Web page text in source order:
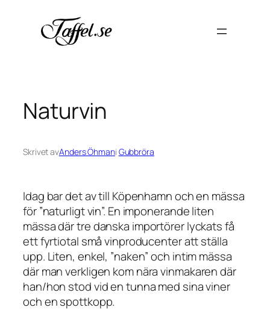
innehåll
Naturvin
Skrivet avAnders Öhmani Gubbröra
Idag bar det av till Köpenhamn och en mässa
för ”naturligt vin”. En imponerande liten
mässa där tre danska importörer lyckats få
ett fyrtiotal små vinproducenter att ställa
upp. Liten, enkel, ”naken” och intim mässa
där man verkligen kom nära vinmakaren där
han/hon stod vid en tunna med sina viner
och en spottkopp.